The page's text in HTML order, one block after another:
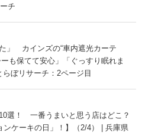
チ
」 カインズの“車内遮光カーテ
も保てて安心」「ぐっすり眠れま
ぼリサーチ：2ページ目
選！ 一番うまいと思う店はどこ？
ンケーキの日」！】（2/4） | 兵庫県